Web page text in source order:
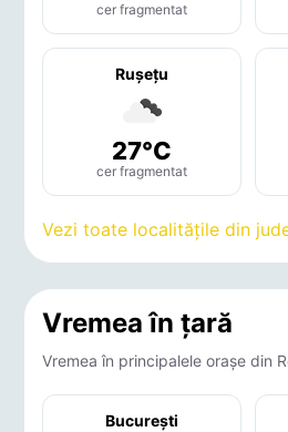
cer fragmentat
Ruşeţu
27°C
cer fragmentat
Vezi toate localitățile din
Vremea în țară
Vremea în principalele orașe din
București